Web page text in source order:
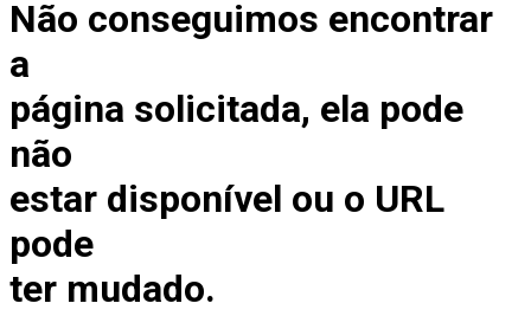
Não conseguimos encontrar
a
página solicitada, ela pode
não
estar disponível ou o URL
pode
ter mudado.